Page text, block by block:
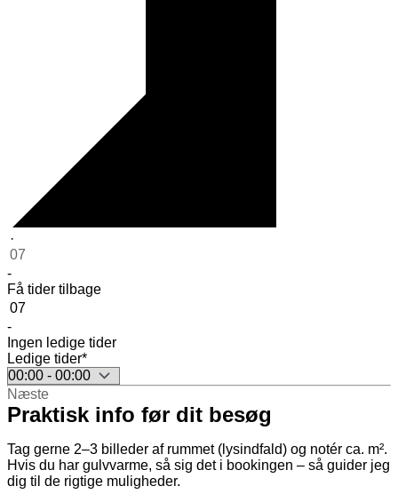
·
07
-
Få tider tilbage
07
-
Ingen ledige tider
Ledige tider*
Næste
Praktisk info før dit besøg
Tag gerne 2–3 billeder af rummet (lysindfald) og notér ca. m².
Hvis du har gulvvarme, så sig det i bookingen – så guider jeg
dig til de rigtige muligheder.